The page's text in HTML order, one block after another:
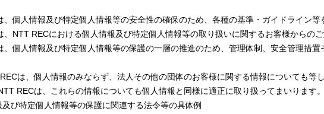
、個人情報及び特定個人情報等の安全性の確保のため、各種の基準・ガイドライン等
、NTT RECにおける個人情報及び特定個人情報等の取り扱いに関するお客様からの
、個人情報及び特定個人情報等の保護の一層の推進のため、管理体制、安全管理措置
は、個人情報のみならず、法人その他の団体のお客様に関する情報についても等
RECは、これらの情報についても個人情報と同様に適正に取り扱ってまいります。
び特定個人情報等の保護に関連する法令等の具体例